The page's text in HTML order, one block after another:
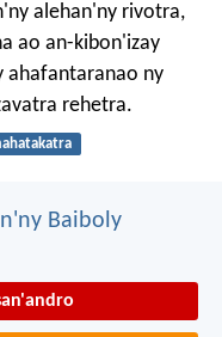
alehan'ny rivotra,
ao an-kibon'izay
ahafantaranao ny
rehetra.
Baiboly